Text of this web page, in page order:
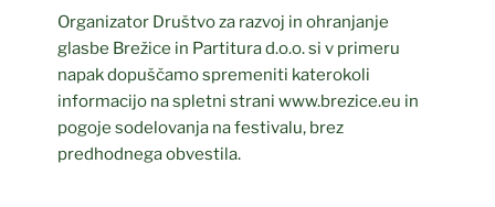
Organizator Društvo za razvoj in ohranjanje
glasbe Brežice in Partitura d.o.o. si v primeru
napak dopuščamo spremeniti katerokoli
informacijo na spletni strani www.brezice.eu in
pogoje sodelovanja na festivalu, brez
predhodnega obvestila.